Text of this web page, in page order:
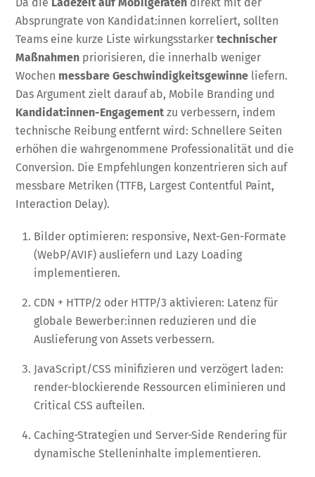
Absprungrate von Kandidat:innen korreliert, sollten
Teams eine kurze Liste wirkungsstarkertechnischer
Maßnahmen priorisieren, die innerhalb weniger
Wochen messbare Geschwindigkeitsgewinne liefern.
Das Argument zielt darauf ab, Mobile Branding und
Kandidat:innen-Engagement zu verbessern, indem
technische Reibung entfernt wird: Schnellere Seiten
erhöhen die wahrgenommene Professionalität und die
Conversion. Die Empfehlungen konzentrieren sich auf
messbare Metriken (TTFB, Largest Contentful Paint,
Interaction Delay).
Bilder optimieren: responsive, Next-Gen-Formate
(WebP/AVIF) ausliefern und Lazy Loading
implementieren.
CDN + HTTP/2 oder HTTP/3 aktivieren: Latenz für
globale Bewerber:innen reduzieren und die
Auslieferung von Assets verbessern.
JavaScript/CSS minifizieren und verzögert laden:
render-blockierende Ressourcen eliminieren und
Critical CSS aufteilen.
Caching-Strategien und Server-Side Rendering für
dynamische Stelleninhalte implementieren.